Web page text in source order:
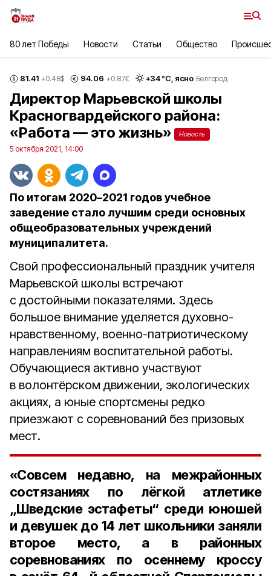
80 лет Победы Новости Статьи Общество
81.41 +0.48$ 94.06 +0.87€ +34°С, ясно Белгород
Директор Марьевской школы
Красногвардейского района:
«Работа — это жизнь»
Новость
5 октября 2021, 14:00
По итогам 2020–2021 годов учебное
заведение стало лучшим среди основных
общеобразовательных учреждений
муниципалитета.
Свой профессиональный праздник учителя
Марьевской школы встречают
с достойными показателями. Здесь
большое внимание уделяется духовно-
нравственному, военно-патриотическому
направлениям воспитательной работы.
Обучающиеся активно участвуют
в волонтёрском движении, экологических
акциях, а юные спортсмены редко
приезжают с соревнований без призовых
мест.
«Совсем недавно, на межрайонных
состязаниях по лёгкой атлетике
„Шведские эстафеты“ среди юношей
и девушек до14 лет школьники заняли
второе место, а в районных
соревнованиях по осеннему кроссу